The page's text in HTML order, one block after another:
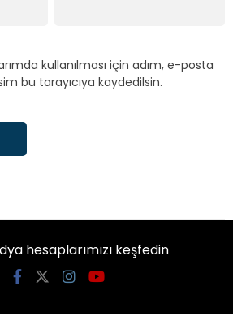
kullanılması için adım, e-posta
bu tarayıcıya kaydedilsin.
hesaplarımızı keşfedin